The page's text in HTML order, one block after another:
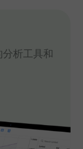
版。无需安装软
便